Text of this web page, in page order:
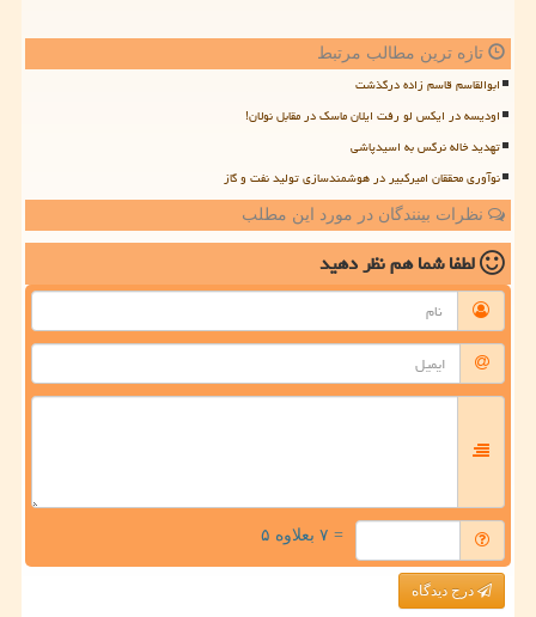
تازه ترین مطالب مرتبط
ابوالقاسم قاسم زاده درگذشت
اودیسه در ایکس لو رفت ایلان ماسک در مقابل نولان!
تهدید خاله نرگس به اسیدپاشی
نوآوری محققان امیرکبیر در هوشمندسازی تولید نفت و گاز
نظرات بینندگان در مورد این مطلب
لطفا شما همنظر دهید
= ۷ بعلاوه ۵
درج دیدگاه